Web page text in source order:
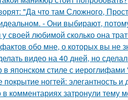
"Да что там Сложного,
- Они выбирают,
своей любимой сколько она
обо мне, о которых вы не
видео на 40 дней, но
японском стиле с
ногтей: элегантность и
комментариях затронули